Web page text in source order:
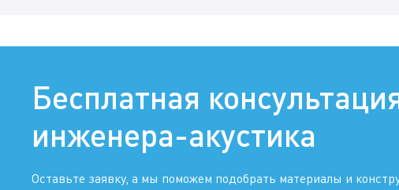
Бесплатная
инженера-акустика
Оставьте заявку, а мы поможем подобрать материалы и